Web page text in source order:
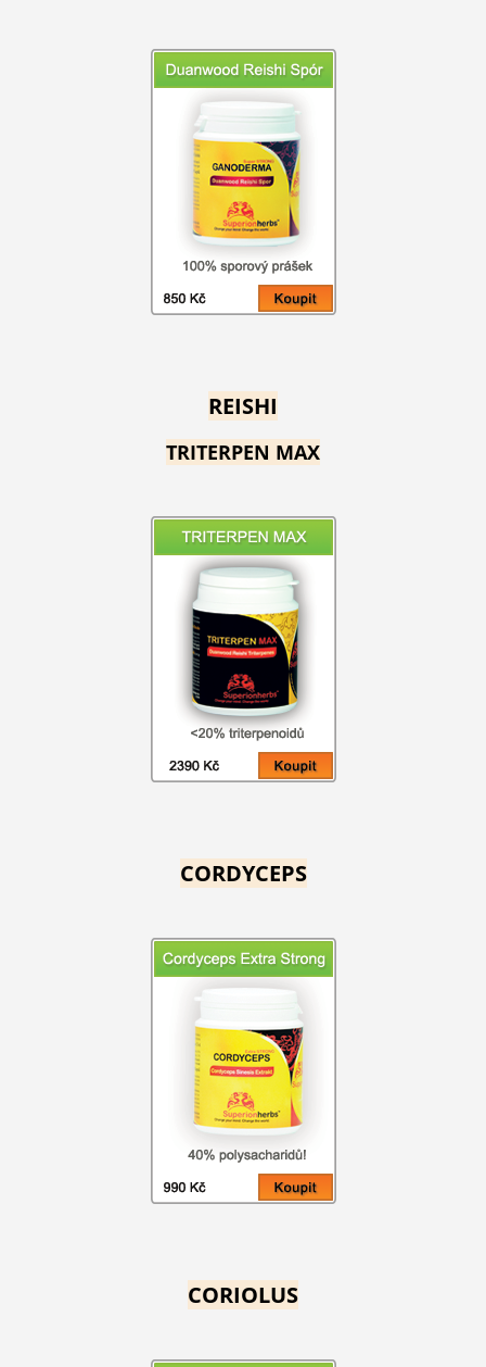
REISHI
TRITERPEN MAX
CORDYCEPS
CORIOLUS